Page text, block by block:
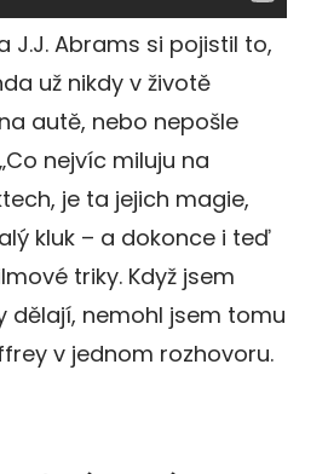
J.J. Abrams si pojistil to,
už nikdy v životě
autě, nebo nepošle
nejvíc miluju na
je ta jejich magie,
kluk – a dokonce i teď
triky. Když jsem
dělají, nemohl jsem tomu
v jednom rozhovoru.